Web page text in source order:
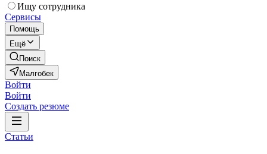
Ищу сотрудника
Сервисы
Помощь
Ещё
Поиск
Малгобек
Войти
Войти
Создать резюме
Статьи